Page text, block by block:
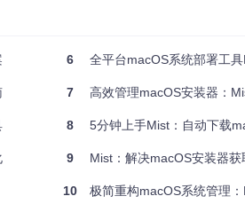
场景的需求。它就像一位技艺精湛的工
6 全平台macOS系统部署工
7 高效管理macOS安装器：
8 5分钟上手Mist：自动下载
9 Mist：解决macOS安装器
10 极简重构macOS系统管理：